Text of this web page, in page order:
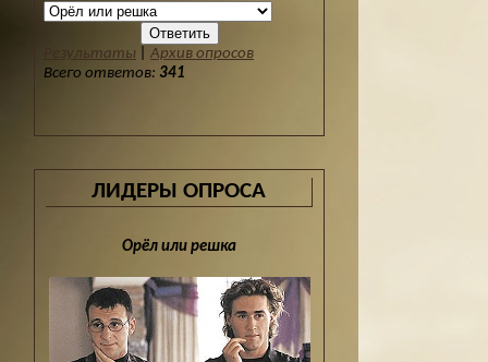
Результаты
Архив опросов
Всего ответов: 341
ЛИДЕРЫ ОПРОСА
Орёл или решка